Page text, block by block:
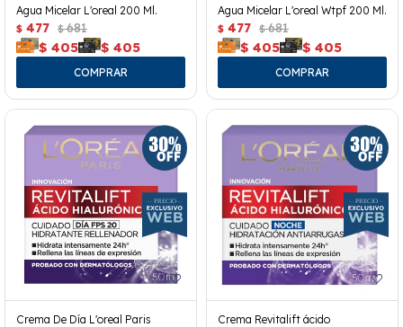
Agua Micelar L'oreal 200 Ml.
$ 477 $ 681
$ 405 $ 405
Agua Micelar L'oreal Wtpf 200 Ml.
$ 477 $ 681
$ 405 $ 405
Crema De Día L'oreal Paris
Crema Revitalift ácido